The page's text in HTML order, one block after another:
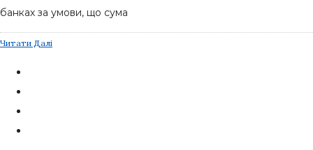
банках за умови, що сума
Читати Далі